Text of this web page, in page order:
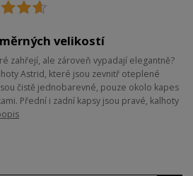
velikostí
zahřejí, ale zároveň vypadají elegantně?
Astrid, které jsou zevnitř oteplené
čistě jednobarevné, pouze okolo kapes
Přední i zadní kapsy jsou pravé, kalhoty